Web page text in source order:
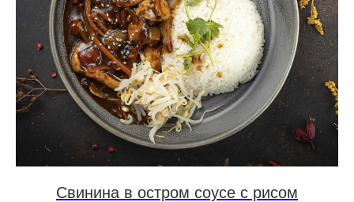
Свинина в остром соусе с рисом